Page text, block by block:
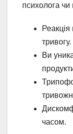
психолога чи
Реакція
тривогу.
Ви
часом.